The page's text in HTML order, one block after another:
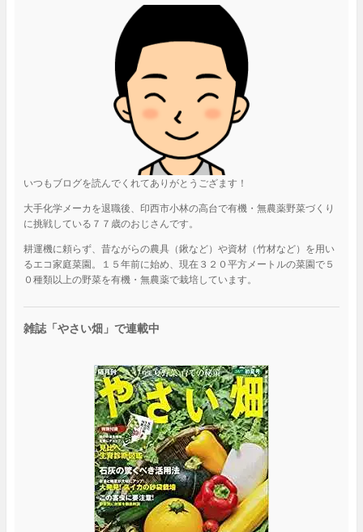
いつもブログを読んでくれてありがとうござます！
大手化学メーカを退職後、印西市小林の高台で有機・無農薬野菜づくり
に挑戦している７７歳のおじさんです。
耕運機に頼らず、昔ながらの農具（鍬など）や資材（竹材など）を用い
るエコ家庭菜園。１５年前に始め、現在３２０平方メートルの菜園で５
０種類以上の野菜を有機・無農薬で栽培しています。
雑誌「やさい畑」で連載中